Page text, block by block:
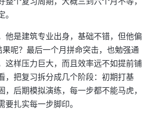
。
他是建筑专业出身，基础不错，但他偏
果呢？最后一个月拼命突击，也勉强通
这样压力巨大，而且效率远不如提前铺
，把复习拆分成几个阶段：初期打基
，后期模拟演练，每一步都不能马虎，
要扎实每一步脚印。